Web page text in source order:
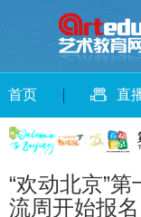
首页 直
“欢动北京”
流周开始报名